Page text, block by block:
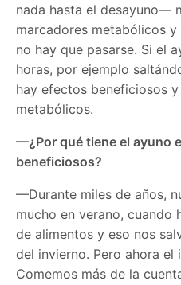
nada hasta el desayuno—
marcadores metabólicos
no hay que pasarse. Si el
horas, por ejemplo
hay efectos beneficiosos
metabólicos.
—¿Por qué tiene el ayuno
beneficiosos?
—Durante miles de años,
mucho en verano, cuando
de alimentos y eso nos
del invierno. Pero ahora el
Comemos más de la